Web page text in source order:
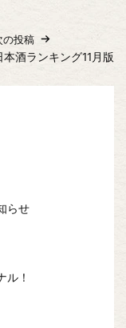
の投稿
本酒ランキング11月版
らせ
ル！